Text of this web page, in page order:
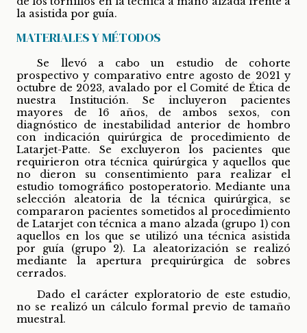
la asistida por guía.
MATERIALES Y MÉTODOS
Se llevó a cabo un estudio de cohorte
prospectivo y comparativo entre agosto de 2021 y
octubre de 2023, avalado por el Comité de Ética de
nuestra Institución. Se incluyeron pacientes
mayores de 16 años, de ambos sexos, con
diagnóstico de inestabilidad anterior de hombro
con indicación quirúrgica de procedimiento de
Latarjet-Patte. Se excluyeron los pacientes que
requirieron otra técnica quirúrgica y aquellos que
no dieron su consentimiento para realizar el
estudio tomográfico postoperatorio. Mediante una
selección aleatoria de la técnica quirúrgica, se
compararon pacientes sometidos al procedimiento
de Latarjet con técnica a mano alzada (grupo 1) con
aquellos en los que se utilizó una técnica asistida
por guía (grupo 2). La aleatorización se realizó
mediante la apertura prequirúrgica de sobres
cerrados.
Dado el carácter exploratorio de este estudio,
no se realizó un cálculo formal previo de tamaño
muestral.